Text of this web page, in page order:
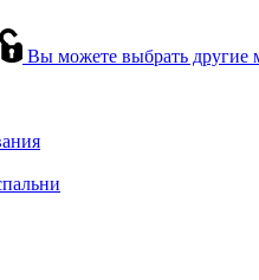
Вы можете выбрать другие